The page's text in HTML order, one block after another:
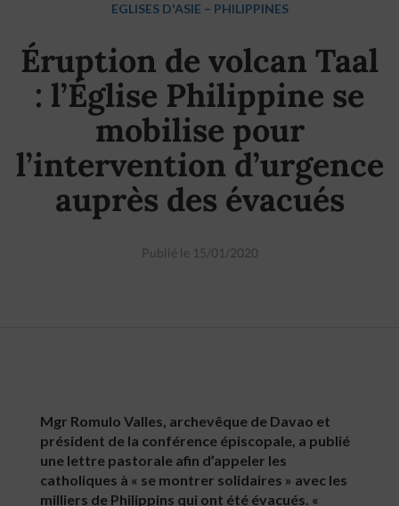
EGLISES D'ASIE – PHILIPPINES
Éruption de volcan Taal
: l’Église Philippine se
mobilise pour
l’intervention d’urgence
auprès des évacués
Publié le 15/01/2020
Mgr Romulo Valles, archevêque de Davao et
président de la conférence épiscopale, a publié
une lettre pastorale afin d’appeler les
catholiques à « se montrer solidaires » avec les
milliers de Philippins qui ont été évacués. «